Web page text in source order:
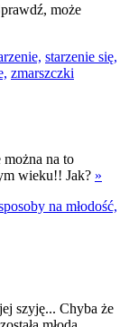
może
starzenie się,
zmarszczki
można na to
wieku!! Jak? »
na młodość,
szyję... Chyba że